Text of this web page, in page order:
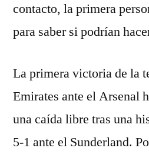
contacto, la primera
para saber si podrían
La primera victoria de la
Emirates ante el Arsenal
una caída libre tras una
5-1 ante el Sunderland.